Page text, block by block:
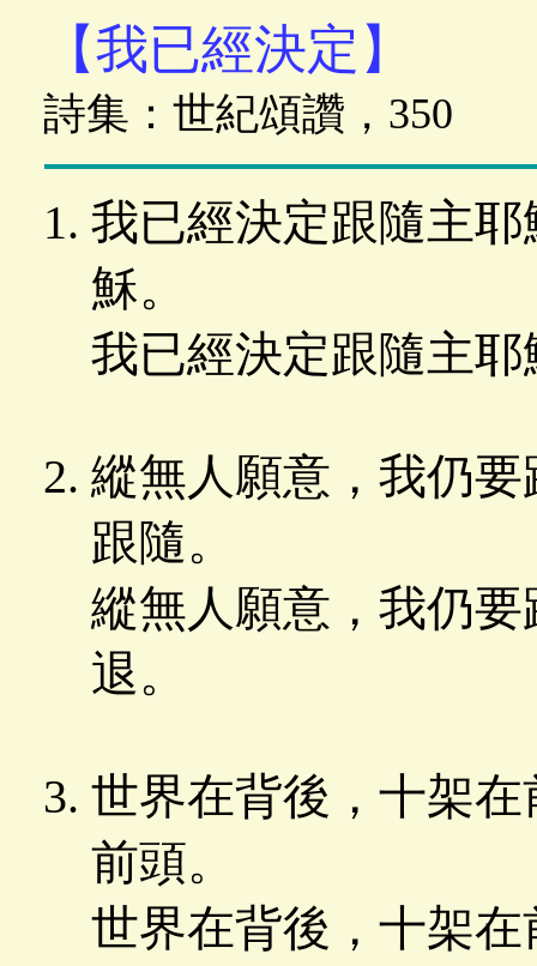
【我已經決定】
詩集：世紀頌讚，350
我已經決定跟隨主
穌。
我已經決定跟隨主
縱無人願意，我仍
跟隨。
縱無人願意，我仍
退。
世界在背後，十架
前頭。
世界在背後，十架